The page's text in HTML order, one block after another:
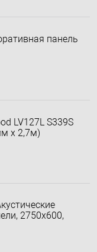
панель
LV127L S339S
х 2,7м)
2750х600,
дуб